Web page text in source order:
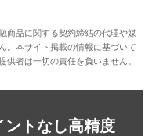
商品に関する契約締結の代理や媒
。本サイト掲載の情報に基づいて
者は一切の責任を負いません。
ントなし高精度